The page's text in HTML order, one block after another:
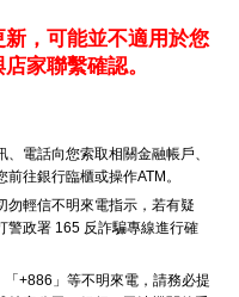
，可能並不適用於您
家聯繫確認。
電話向您索取相關金融帳戶、
往銀行臨櫃或操作ATM。
勿輕信不明來電指示，若有疑
警政署 165 反詐騙專線進行確
+886」等不明來電，請務必提